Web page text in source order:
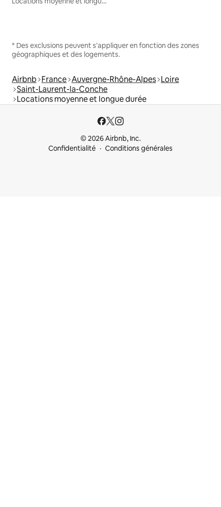
* Des exclusions peuvent s'appliquer en fonction des zones
géographiques et des logements.
Airbnb France Auvergne-Rhône-Alpes Loire
Saint-Laurent-la-Conche
Locations moyenne et longue durée
© 2026 Airbnb, Inc.
Confidentialité
Conditions générales